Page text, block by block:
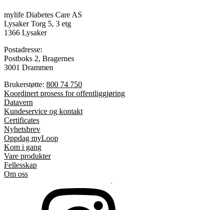
mylife Diabetes Care AS
Lysaker Torg 5, 3 etg
1366 Lysaker
Postadresse:
Postboks 2, Bragernes
3001 Drammen
Brukerstøtte: 800 74 750
Koordinert prosess for offentliggjøring
Datavern
Kundeservice og kontakt
Certificates
Nyhetsbrev
Oppdag myLoop
Kom i gang
Vare produkter
Fellesskap
Om oss